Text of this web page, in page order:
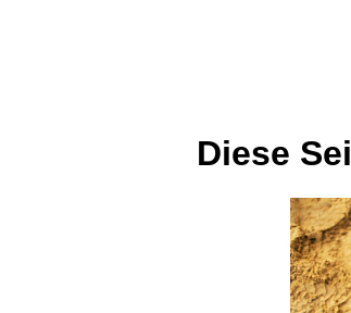
Diese